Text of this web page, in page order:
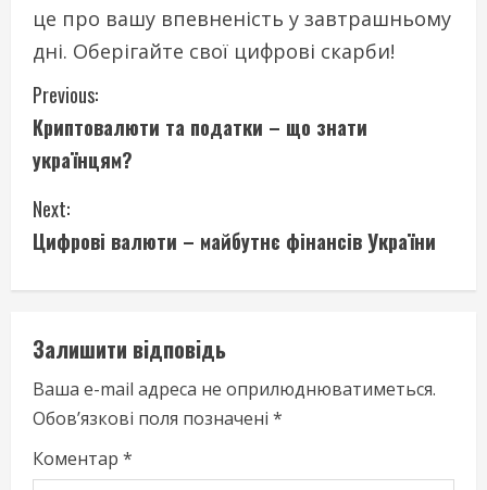
це про вашу впевненість у завтрашньому
дні. Оберігайте свої цифрові скарби!
C
o
n
t
i
n
u
e
R
Previous:
Криптовалюти та податки – що знати
українцям?
Next:
Цифрові валюти – майбутнє фінансів України
Залишити відповідь
Ваша e-mail адреса не оприлюднюватиметься.
Обов’язкові поля позначені *
Коментар *